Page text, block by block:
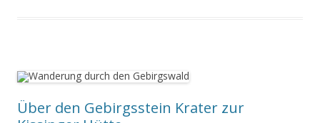
Über den Gebirgsstein Krater zur